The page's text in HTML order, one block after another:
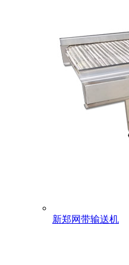
新郑网带输送机